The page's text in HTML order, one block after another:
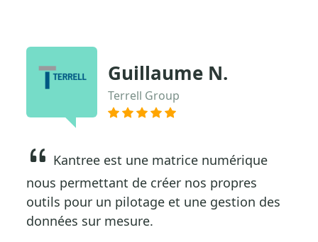
Guillaume N.
Terrell Group
Kantree est une matrice numérique
nous permettant de créer nos propres
outils pour un pilotage et une gestion des
données sur mesure.